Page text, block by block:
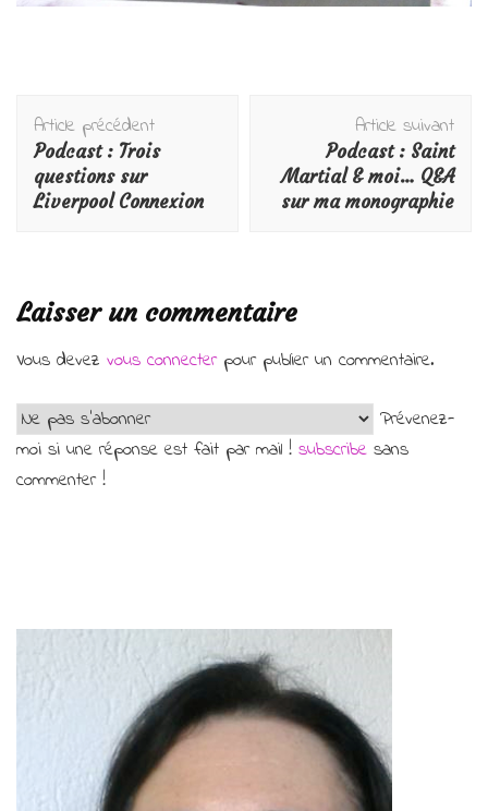
Navigation
d'article
Article précédent
Podcast : Trois
questions sur
Liverpool Connexion
Article suivant
Podcast : Saint
Martial & moi… Q&A
sur ma monographie
Laisser un commentaire
Vous devez vous connecterpour publier un commentaire.
Prévenez-
moi si une réponse est fait par mail ! subscribe sans
commenter !